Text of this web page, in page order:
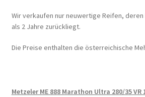
Wir verkaufen nur neuwertige Reifen,
als 2 Jahre zurückliegt.
Die Preise enthalten die österreichische
Metzeler ME 888 Marathon Ultra 280/35 VR